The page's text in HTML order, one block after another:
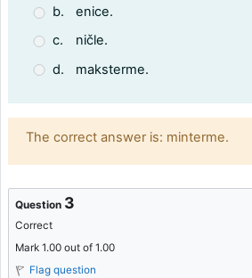
b.
enice.
c.
ničle.
d.
maksterme.
Feedback
The correct answer is: minterme.
Question 3
Correct
Mark 1.00 out of 1.00
Flag question